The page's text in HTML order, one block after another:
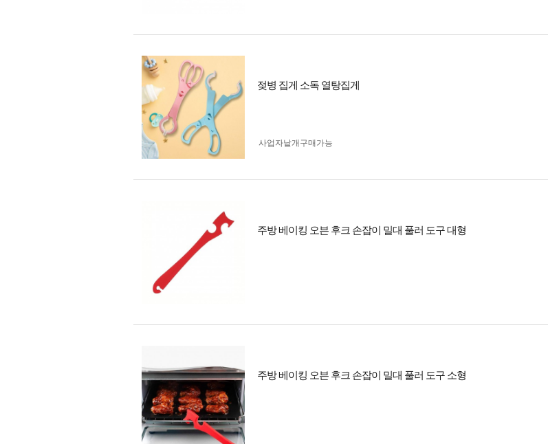
젖병 집게 소독 열탕집게
사업자 낱개구매가능
주방 베이킹 오븐 후크 손잡이 밀대 풀러 도구 대형
주방 베이킹 오븐 후크 손잡이 밀대 풀러 도구 소형